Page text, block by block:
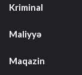
Kriminal
Maliyyə
Maqazin